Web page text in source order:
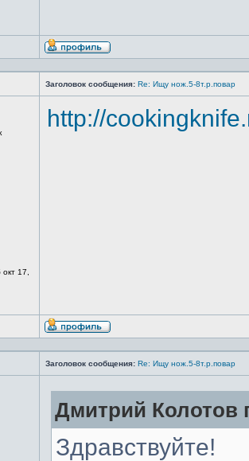
Заголовок сообщения: Re: Ищу нож.5-8т.р.повар
17,
http://
Заголовок сообщения: Re: Ищу нож.5-8т.р.повар
Дмитрий Колотов
Здравствуйте!